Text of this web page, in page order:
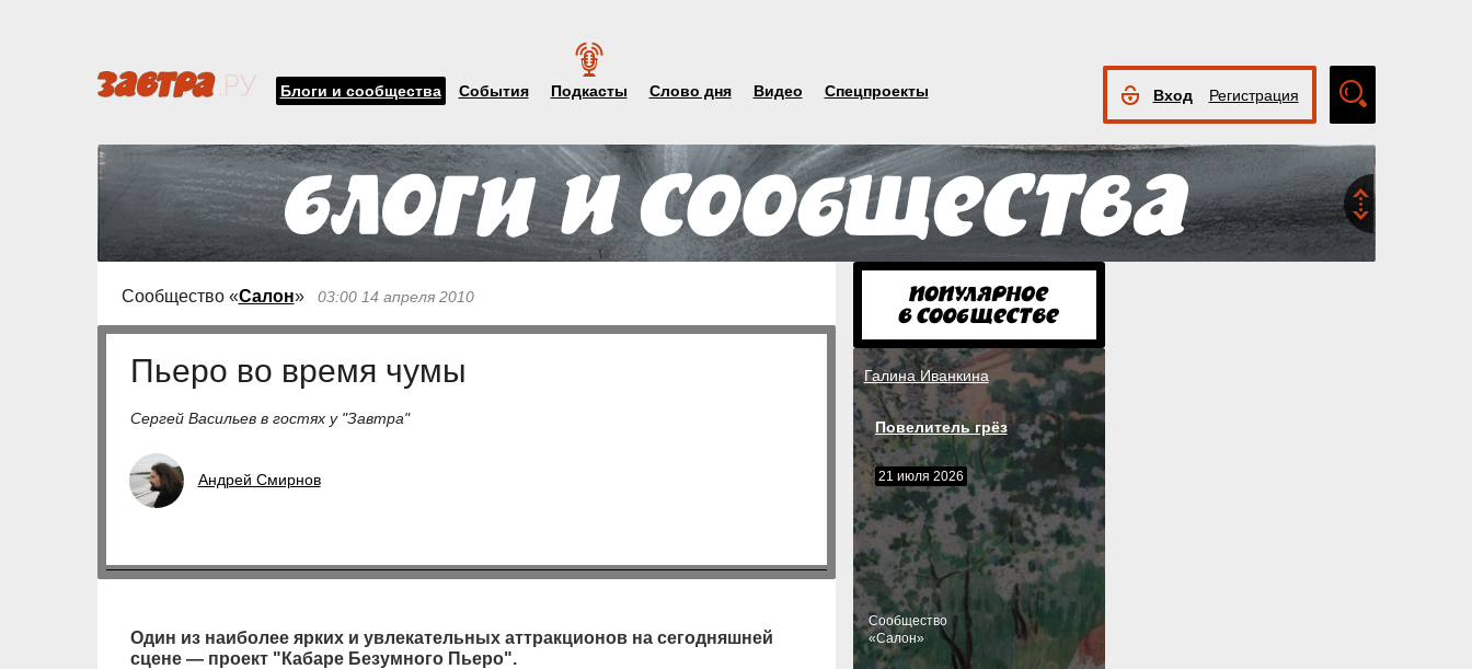
Блоги и сообщества События Подкасты Слово дня Видео Спецпроекты Вход Регистрация
поиск
Сообщество «Салон» 03:00 14 апреля 2010
Пьеро во время чумы
Сергей Васильев в гостях у "Завтра"
Андрей Смирнов
Один из наиболее ярких и увлекательных аттракционов на сегодняшней
сцене — проект "Кабаре Безумного Пьеро".
Галина Иванкина
Повелитель грёз
21 июля 2026
Cообщество
«Салон»